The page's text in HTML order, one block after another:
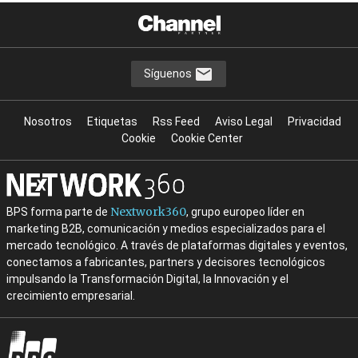
Síguenos
Nosotros Etiquetas Rss Feed Aviso Legal
Privacidad
Cookie
Cookie Center
BPS forma parte de Nextwork360, grupo europeo líder en
marketing B2B, comunicación y medios especializados para el
mercado tecnológico. A través de plataformas digitales y eventos,
conectamos a fabricantes, partners y decisores tecnológicos
impulsando la Transformación Digital, la Innovación y el
crecimiento empresarial.